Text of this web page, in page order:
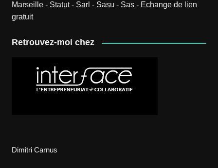
Marseille- Statut- Sarl - Sasu - Sas- Echange de lien
gratuit
Retrouvez-moi chez
Dimitri Carnus